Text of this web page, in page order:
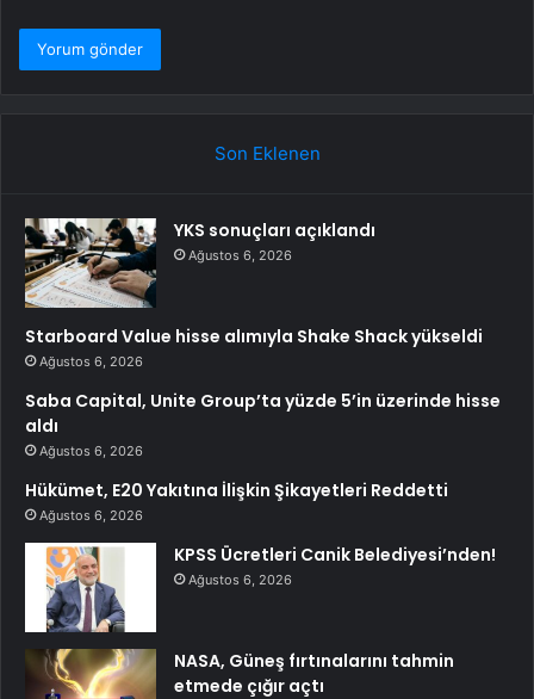
Son Eklenen
YKS sonuçları açıklandı
Ağustos 6, 2026
Starboard Value hisse alımıyla Shake Shack yükseldi
Ağustos 6, 2026
Saba Capital, Unite Group’ta yüzde 5’in üzerinde hisse
aldı
Ağustos 6, 2026
Hükümet, E20 Yakıtına İlişkin Şikayetleri Reddetti
Ağustos 6, 2026
KPSS Ücretleri Canik Belediyesi’nden!
Ağustos 6, 2026
NASA, Güneş fırtınalarını tahmin
etmede çığır açtı